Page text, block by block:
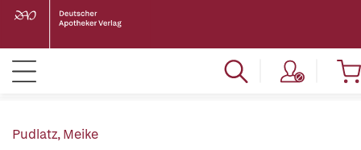
Pudlatz, Meike